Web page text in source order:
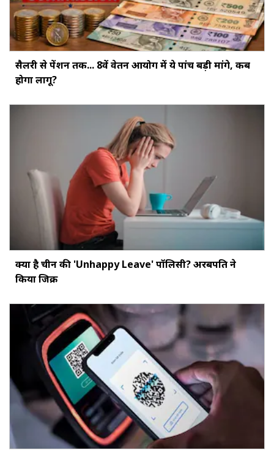
सैलरी से पेंशन तक... 8वें वेतन आयोग में ये पांच बड़ी मांगे, कब
होगा लागू?
क्या है चीन की 'Unhappy Leave' पॉलिसी? अरबपति ने
किया जिक्र